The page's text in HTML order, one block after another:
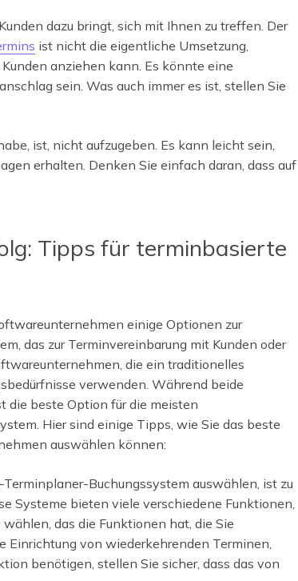
dazu bringt, sich mit Ihnen zu treffen. Der
ist nicht die eigentliche Umsetzung,
anziehen kann. Es könnte eine
sein. Was auch immer es ist, stellen Sie
ist, nicht aufzugeben. Es kann leicht sein,
erhalten. Denken Sie einfach daran, dass auf
Tipps für terminbasierte
einige Optionen zur
das zur Terminvereinbarung mit Kunden oder
die ein traditionelles
verwenden. Während beide
die beste Option für die meisten
Hier sind einige Tipps, wie Sie das beste
auswählen können:
Buchungssystem auswählen, ist zu
Systeme bieten viele verschiedene Funktionen,
das die Funktionen hat, die Sie
Einrichtung von wiederkehrenden Terminen,
benötigen, stellen Sie sicher, dass das von